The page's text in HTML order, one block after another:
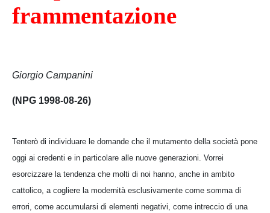
frammentazione
Giorgio Campanini
(NPG 1998-08-26)
Tenterò di individuare le domande che il mutamento della società pone
oggi ai credenti e in particolare alle nuove generazioni. Vorrei
esorcizzare la tendenza che molti di noi hanno, anche in ambito
cattolico, a cogliere la modernità esclusivamente come somma di
errori, come accumularsi di elementi negativi, come intreccio di una